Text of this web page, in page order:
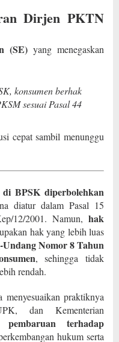
Dirjen PKTN
(SE) yang menegaskan
konsumen berhak
sesuai Pasal 44
cepat sambil menunggu
di BPSK diperbolehkan
diatur dalam Pasal 15
12/2001. Namun, hak
hak yang lebih luas
Nomor 8 Tahun
, sehingga tidak
rendah.
praktiknya
dan Kementerian
pembaruan terhadap
hukum serta